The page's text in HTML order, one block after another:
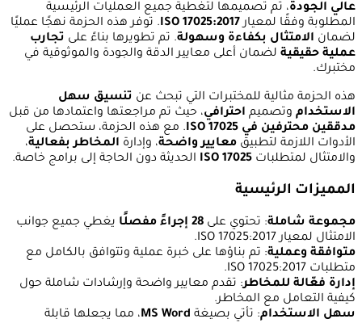
عالي الجودة، تم تصميمها لتغطية جميع العمليات الرئيسية
المطلوبة وفقًا لمعيارISO 17025:2017. توفر هذه الحزمة نهجًا عمليًا
لضمان الامتثال بكفاءة وسهولة. تم تطويرها بناءً على تجارب
عملية حقيقية لضمان أعلى معايير الدقة والجودة والموثوقية في
مختبرك.
هذه الحزمة مثالية للمختبرات التي تبحث عن تنسيق سهل
الاستخدام وتصميم احترافي، حيث تم مراجعتها واعتمادها من قبل
مدققين محترفين في ISO 17025
. مع هذه الحزمة، ستحصل على
الأدوات اللازمة لتطبيق معايير واضحة، وإدارة المخاطر بفعالية،
والامتثال لمتطلبات ISO 17025 الحديثة دون الحاجة إلى برامج خاصة.
المميزات الرئيسية
مجموعة شاملة: تحتوي على 28 إجراءً مفصلًا
يغطي جميع جوانب
الامتثال لمعيار ISO 17025:2017.
متوافقة وعملية: تم بناؤها على خبرة عملية وتتوافق بالكامل مع
متطلبات ISO 17025:2017.
إدارة فعّالة للمخاطر: تقدم معايير واضحة وإرشادات شاملة حول
كيفية التعامل مع المخاطر.
سهل الاستخدام: تأتي بصيغة MS Word، مما يجعلها قابلة